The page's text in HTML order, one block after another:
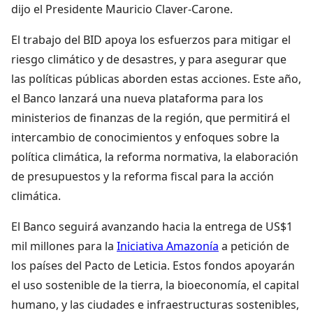
dijo el Presidente Mauricio Claver-Carone.
El trabajo del BID apoya los esfuerzos para mitigar el
riesgo climático y de desastres, y para asegurar que
las políticas públicas aborden estas acciones. Este año,
el Banco lanzará una nueva plataforma para los
ministerios de finanzas de la región, que permitirá el
intercambio de conocimientos y enfoques sobre la
política climática, la reforma normativa, la elaboración
de presupuestos y la reforma fiscal para la acción
climática.
El Banco seguirá avanzando hacia la entrega de US$1
mil millones para la Iniciativa Amazonía a petición de
los países del Pacto de Leticia. Estos fondos apoyarán
el uso sostenible de la tierra, la bioeconomía, el capital
humano, y las ciudades e infraestructuras sostenibles,